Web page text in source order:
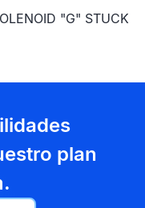
"G" STUCK
plan